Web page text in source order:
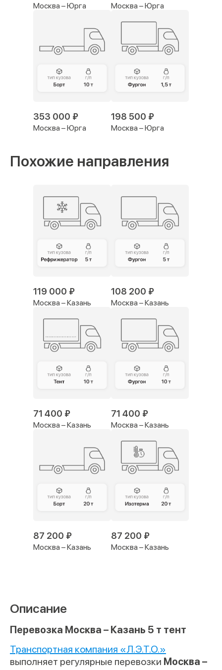
Москва – Юрга Москва – Юрга
353 000 ₽
Москва – Юрга
198 500 ₽
Москва – Юрга
Похожие направления
119 000 ₽
Москва – Казань
108 200 ₽
Москва – Казань
71 400 ₽
Москва – Казань
71 400 ₽
Москва – Казань
87 200 ₽
Москва – Казань
87 200 ₽
Москва – Казань
Описание
Перевозка Москва – Казань 5 т тент
Транспортная компания «Л.Э.Т.О.»
выполняет регулярные перевозки Москва –